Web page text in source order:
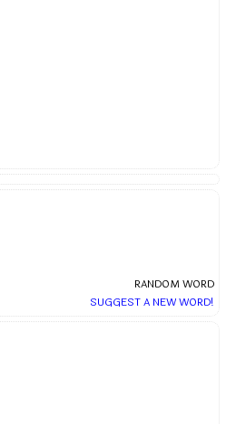
RANDOM WORD
SUGGEST A NEW WORD!